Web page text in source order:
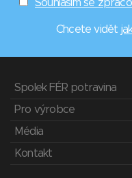
Souhlasím se
Chcete vidět
Spolek FÉR potravina
Pro výrobce
Média
Kontakt